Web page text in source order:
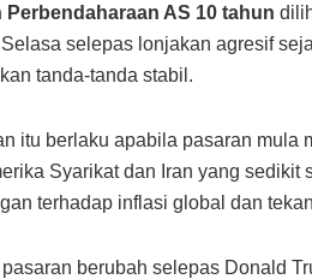
Perbendaharaan AS 10 tahun
selepas lonjakan agresif
tanda-tanda stabil.
itu berlaku apabila pasaran mula
Syarikat dan Iran yang sedikit
terhadap inflasi global dan
berubah selepas Donald